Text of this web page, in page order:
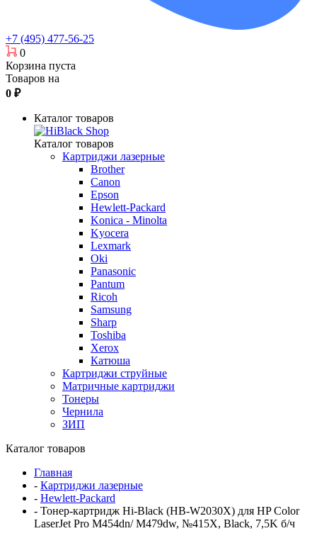
+7 (495) 477-56-25
0
Корзина пуста
Товаров на
0 ₽
Каталог товаров
Каталог товаров
Картриджи лазерные
Brother
Canon
Epson
Hewlett-Packard
Konica - Minolta
Kyocera
Lexmark
Oki
Panasonic
Pantum
Ricoh
Samsung
Sharp
Toshiba
Xerox
Катюша
Картриджи струйные
Матричные картриджи
Тонеры
Чернила
ЗИП
Каталог товаров
Главная
- Картриджи лазерные
- Hewlett-Packard
- Тонер-картридж Hi-Black (HB-W2030X) для HP Color
LaserJet Pro M454dn/ M479dw, №415X, Black, 7,5K б/ч